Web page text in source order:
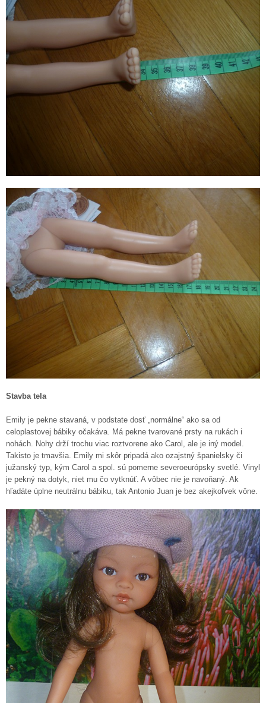
Stavba tela
Emily je pekne stavaná, v podstate dosť „normálne“ ako sa od
celoplastovej bábiky očakáva. Má pekne tvarované prsty na rukách i
nohách. Nohy drží trochu viac roztvorene ako Carol, ale je iný model.
Takisto je tmavšia. Emily mi skôr pripadá ako ozajstný španielsky či
južanský typ, kým Carol a spol. sú pomerne severoeurópsky svetlé. Vinyl
je pekný na dotyk, niet mu čo vytknúť. A vôbec nie je navoňaný. Ak
hľadáte úplne neutrálnu bábiku, tak Antonio Juan je bez akejkoľvek vône.